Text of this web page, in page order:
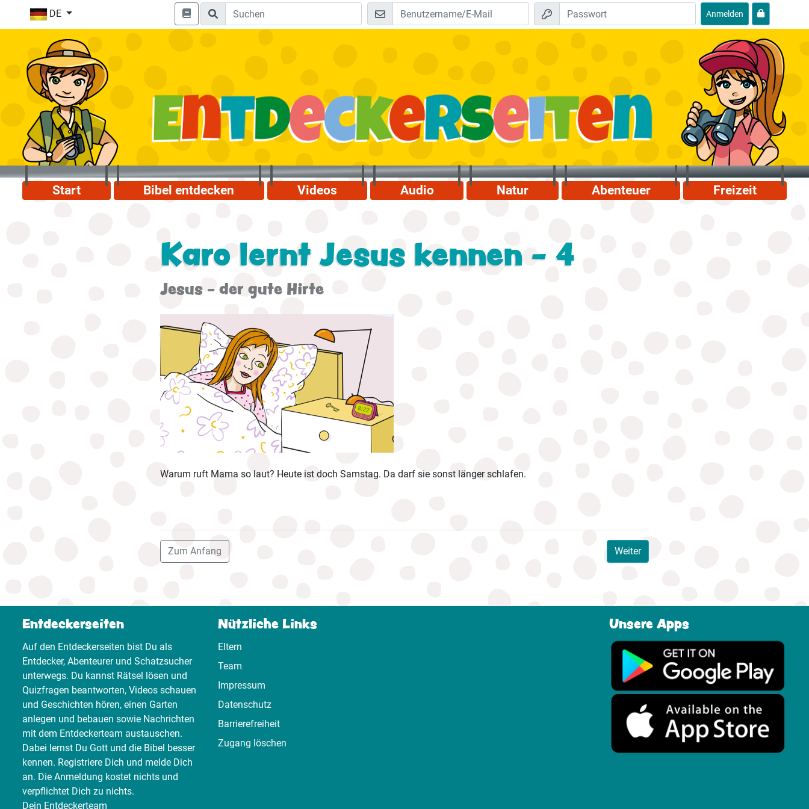
DE Anmelden
Start Bibel entdecken Videos Audio Natur Abenteuer Freizeit
Karo lernt Jesus kennen - 4
Jesus - der gute Hirte
Warum ruft Mama so laut? Heute ist doch Samstag. Da darf sie sonst länger schlafen.
Weiter
Zum Anfang
Entdeckerseiten
Auf den Entdeckerseiten bist Du als
Entdecker, Abenteurer und Schatzsucher
unterwegs. Du kannst Rätsel lösen und
Quizfragen beantworten, Videos schauen
und Geschichten hören, einen Garten
anlegen und bebauen sowie Nachrichten
mit dem Entdeckerteam austauschen.
Dabei lernst Du Gott und die Bibel besser
kennen. Registriere Dich und melde Dich
an. Die Anmeldung kostet nichts und
verpflichtet Dich zu nichts.
Dein Entdeckerteam
Nützliche Links
Eltern
Team
Impressum
Datenschutz
Barrierefreiheit
Zugang löschen
Unsere Apps